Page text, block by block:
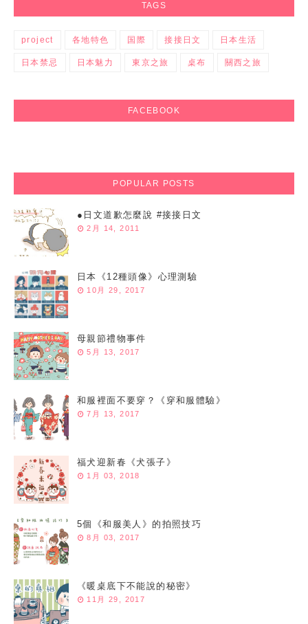
TAGS
project 各地特色 国際 接接日文 日本生活
日本禁忌 日本魅力 東京之旅 桌布 關西之旅
FACEBOOK
POPULAR POSTS
●日文道歉怎麼說 #接接日文
2月 14, 2011
日本《12種頭像》心理測驗
10月 29, 2017
母親節禮物事件
5月 13, 2017
和服裡面不要穿？《穿和服體驗》
7月 13, 2017
福犬迎新春《犬張子》
1月 03, 2018
5個《和服美人》的拍照技巧
8月 03, 2017
《暖桌底下不能說的秘密》
11月 29, 2017